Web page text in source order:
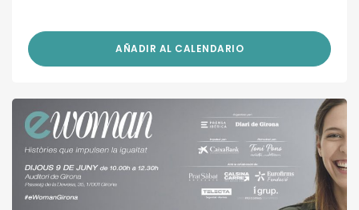
AÑADIR AL CALENDARIO